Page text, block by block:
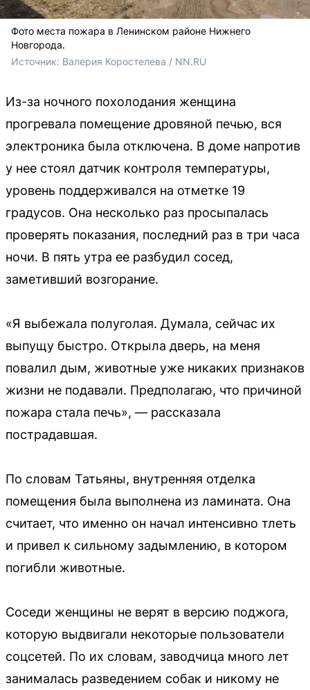
Фото места пожара в Ленинском районе Нижнего
Новгорода.
Источник: Валерия Коростелева / NN.RU
Из-за ночного похолодания женщина
прогревала помещение дровяной печью, вся
электроника была отключена. В доме напротив
у нее стоял датчик контроля температуры,
уровень поддерживался на отметке 19
градусов. Она несколько раз просыпалась
проверять показания, последний раз в три часа
ночи. В пять утра ее разбудил сосед,
заметивший возгорание.
«Я выбежала полуголая. Думала, сейчас их
выпущу быстро. Открыла дверь, на меня
повалил дым, животные уже никаких признаков
жизни не подавали. Предполагаю, что причиной
пожара стала печь», — рассказала
пострадавшая.
По словам Татьяны, внутренняя отделка
помещения была выполнена из ламината. Она
считает, что именно он начал интенсивно тлеть
и привел к сильному задымлению, в котором
погибли животные.
Соседи женщины не верят в версию поджога,
которую выдвигали некоторые пользователи
соцсетей. По их словам, заводчица много лет
занималась разведением собак и никому не